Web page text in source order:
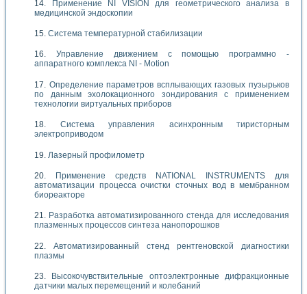
Применение NI VISION для геометрического анализа в
медицинской эндоскопии
Система температурной стабилизации
Управление движением с помощью программно -
аппаратного комплекса NI - Motion
Определение параметров всплывающих газовых пузырьков
по данным эхолокационного зондирования с применением
технологии виртуальных приборов
Система управления асинхронным тиристорным
электроприводом
Лазерный профилометр
Применение средств NATIONAL INSTRUMENTS для
автоматизации процесса очистки сточных вод в мембранном
биореакторе
Разработка автоматизированного стенда для исследования
плазменных процессов синтеза нанопорошков
Автоматизированный стенд рентгеновской диагностики
плазмы
Высокочувствительные оптоэлектронные дифракционные
датчики малых перемещений и колебаний